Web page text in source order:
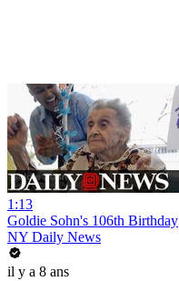
1:13
Goldie Sohn's 106th Birthday
NY Daily News
il y a 8 ans